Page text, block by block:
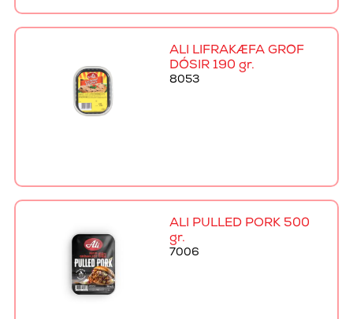
ALI LIFRAKÆFA GRÓF
DÓSIR 190 gr.
8053
ALI PULLED PORK 500
gr.
7006